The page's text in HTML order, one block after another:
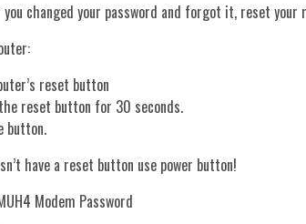
changed your password and forgot it, reset your
reset button
reset button for 30 seconds.
button.
have a reset button use power button!
Modem Password